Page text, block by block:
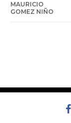
MAURICIO
GOMEZ NIÑO